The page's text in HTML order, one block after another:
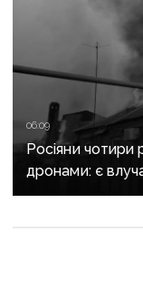
06:09
Росіяни чотири
дронами: є